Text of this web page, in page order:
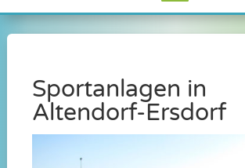
Sportanlagen in
Altendorf-Ersdorf